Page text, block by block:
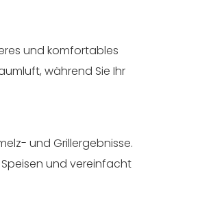
und komfortables
während Sie Ihr
und Grillergebnisse.
und vereinfacht